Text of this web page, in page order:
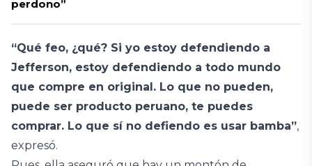
perdono”
“Qué feo, ¿qué? Si yo estoy defendiendo a
Jefferson, estoy defendiendo a todo mundo
que compre en original. Lo que no pueden,
puede ser producto peruano, te puedes
comprar. Lo que sí no defiendo es usar bamba”,
expresó.